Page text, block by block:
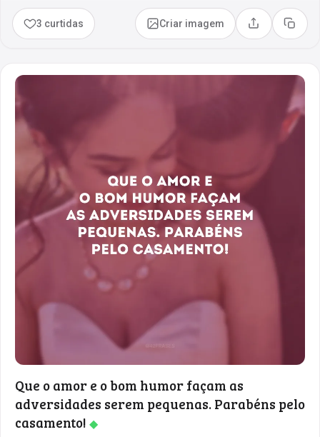
3 curtidas Criar imagem Compartilhar
Copiar
Que o amor e o bom humor façam as
adversidades serem pequenas. Parabéns pelo
casamento! ◆